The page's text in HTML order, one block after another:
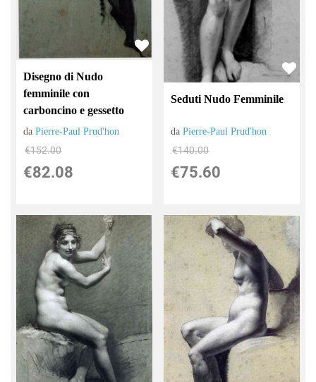
Disegno di Nudo
femminile con
carboncino e gessetto
daPierre-Paul Prud'hon
€152.00
€82.08
Seduti Nudo Femminile
daPierre-Paul Prud'hon
€140.00
€75.60